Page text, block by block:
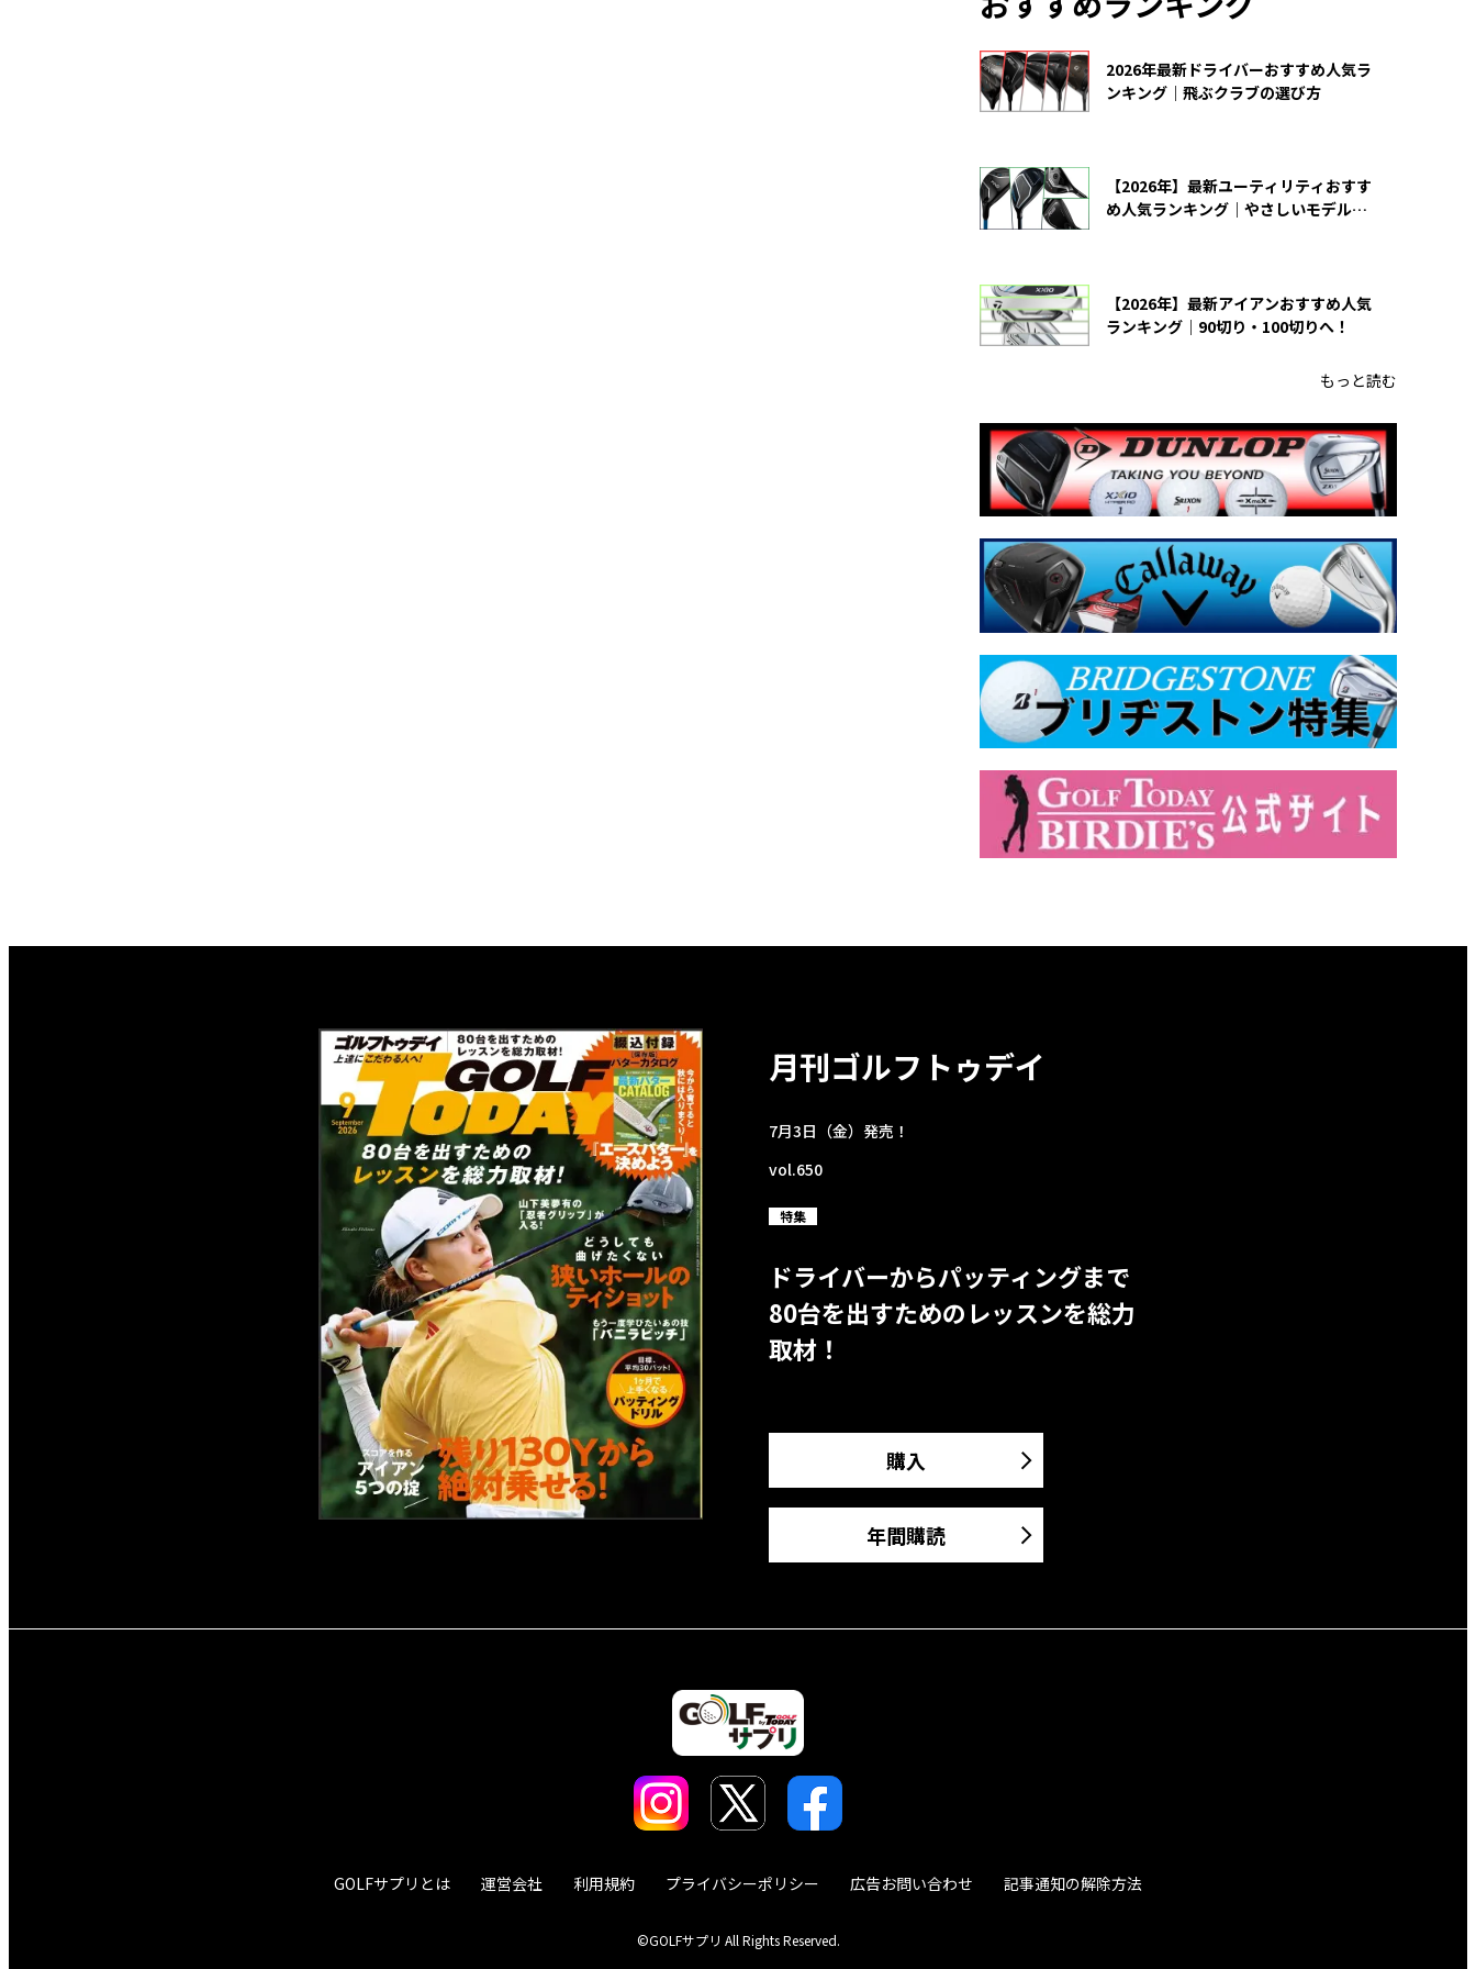
2026年最新ドライバーおすすめ人気ラ
ンキング｜飛ぶクラブの選び方
【2026年】最新ユーティリティおすす
め人気ランキング｜やさしいモデルの
【2026年】最新アイアンおすすめ人気
ランキング｜90切り・100切りへ！
もっと読む
月刊ゴルフトゥデイ
7月3日（金）発売！
vol.650
特集
ドライバーからパッティングまで
80台を出すためのレッスンを総力
取材！
購入
年間購読
GOLFサプリとは 運営会社 利用規約 プライバシーポリシー 広告お問い合わせ 記事通知の解除方法
©GOLFサプリ All Rights Reserved.